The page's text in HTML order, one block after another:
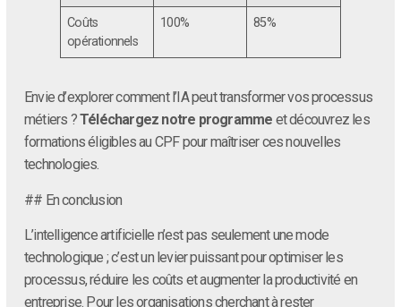
Coûts
opérationnels
100% 85%
Envie d’explorer comment l’IA peut transformer vos processus
métiers ?Téléchargez notre programme et découvrez les
formations éligibles au CPF pour maîtriser ces nouvelles
technologies.
## En conclusion
L’intelligence artificielle n’est pas seulement une mode
technologique ; c’est un levier puissant pour optimiser les
processus, réduire les coûts et augmenter la productivité en
entreprise. Pour les organisations cherchant à rester